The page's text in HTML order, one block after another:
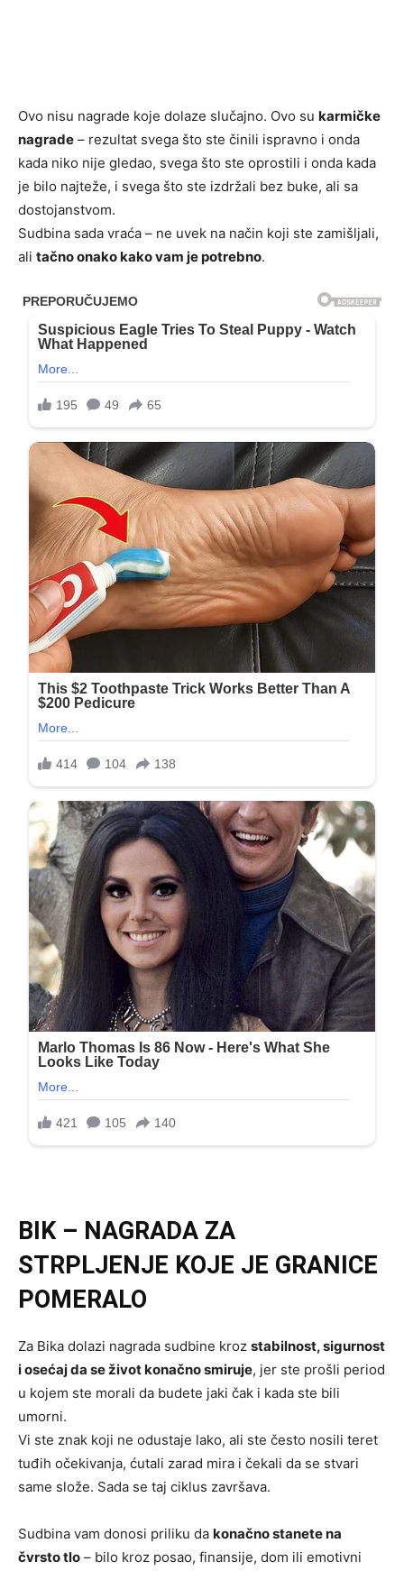
Ovo nisu nagrade koje dolaze slučajno. Ovo su karmičke
nagrade – rezultat svega što ste činili ispravno i onda
kada niko nije gledao, svega što ste oprostili i onda kada
je bilo najteže, i svega što ste izdržali bez buke, ali sa
dostojanstvom.
Sudbina sada vraća – ne uvek na način koji ste zamišljali,
ali tačno onako kako vam je potrebno.
BIK – NAGRADA ZA
STRPLJENJE KOJE JE GRANICE
POMERALO
Za Bika dolazi nagrada sudbine kroz stabilnost, sigurnost
i osećaj da se život konačno smiruje, jer ste prošli period
u kojem ste morali da budete jaki čak i kada ste bili
umorni.
Vi ste znak koji ne odustaje lako, ali ste često nosili teret
tuđih očekivanja, ćutali zarad mira i čekali da se stvari
same slože. Sada se taj ciklus završava.
Sudbina vam donosi priliku da konačno stanete na
čvrsto tlo – bilo kroz posao, finansije, dom ili emotivni